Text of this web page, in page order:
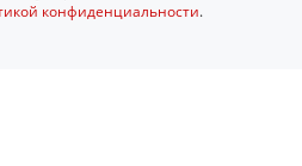
конфиденциальности.